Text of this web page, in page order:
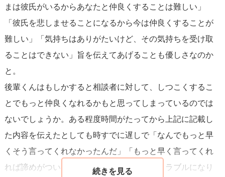
まは彼氏がいるからあなたと仲良くすることは難しい」
「彼氏を悲しませることになるから今は仲良くすることが
難しい」「気持ちはありがたいけど、その気持ちを受け取
ることはできない」旨を伝えてあげることも優しさなのか
と。
後輩くんはもしかすると相談者に対して、しつこくするこ
とでもっと仲良くなれるかもと思ってしまっているのでは
ないでしょうか。ある程度時間がたってから上記に記載し
た内容を伝えたとしても時すでに遅しで「なんでもっと早
くそう言ってくれなかったんだ」「もっと早く言ってくれ
れば諦めがついたのに」という状況を招きトラブルになり